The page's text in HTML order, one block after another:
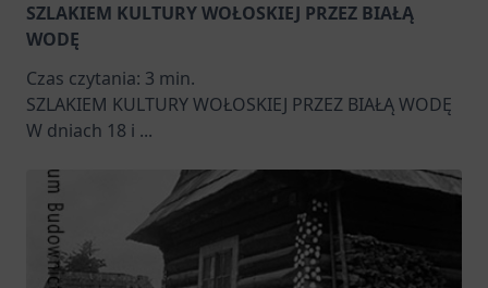
SZLAKIEM KULTURY WOŁOSKIEJ PRZEZ BIAŁĄ
WODĘ
Czas czytania: 3 min.
SZLAKIEM KULTURY WOŁOSKIEJ PRZEZ BIAŁĄ WODĘ
W dniach 18 i ...